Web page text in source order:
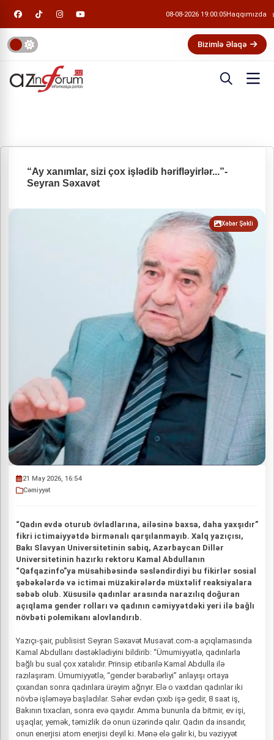
08-08-2026 19:00:06Haqqımızda
Bizimlə Əlaqə
“Ay xanımlar, sizi çox işlədib hərifləyirlər...”-
Seyran Səxavət
Xəbər Şəkli
21 May 2026, 16:54
Cəmiyyət
“Qadın evdə oturub övladlarına, ailəsinə baxsa, daha yaxşıdır”
fikri ictimaiyyətdə birmənalı qarşılanmayıb. Xalq yazıçısı,
Bakı Slavyan Universitetinin sabiq, Azərbaycan Dillər
Universitetinin hazırkı rektoru Kamal Abdullanın
“Qafqazinfo”ya müsahibəsində səsləndirdiyi bu fikirlər sosial
şəbəkələrdə və ictimai müzakirələrdə müxtəlif reaksiyalara
səbəb olub. Xüsusilə qadınlar arasında narazılıq doğuran
açıqlama gender rolları və qadının cəmiyyətdəki yeri ilə bağlı
növbəti polemikanı alovlandırıb.
Yazıçı-şair, publisist Seyran Səxavət Musavat.com-a açıqlamasında
Kamal Abdullanı dəstəklədiyini bildirib: “Ümumiyyətlə, qadınlarla
bağlı bu sual çox xatalıdır. Prinsip etibarilə Kamal Abdulla ilə
razılaşıram. Ümumiyyətlə, “gender bərabərliyi” anlayışı ortaya
çıxandan sonra qadınlara ürəyim ağrıyır. Elə o vaxtdan qadınlar iki
növbə işləməyə başladılar. Səhər evdən çıxıb işə gedir, 8 saat iş,
Bakının tıxacları, sonra evə qayıdır. Amma bununla da bitmir, ev işi,
uşaqlar, yemək, təmizlik də onun üzərində qalır. Qadın da insandır,
onun enerjisi atom enerjisi deyil ki. Mənə elə gəlir ki, bu vəziyyət